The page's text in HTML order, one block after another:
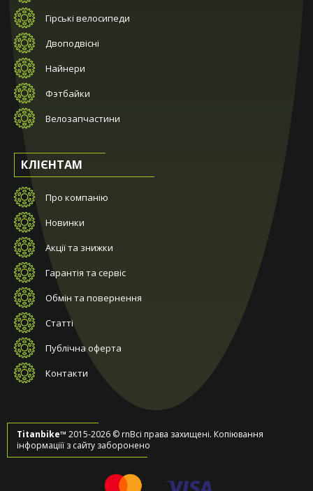
Гірські велосипеди
Двоподвісні
Найнери
Фэтбайки
Велозапчастини
КЛІЄНТАМ
Про компанію
Новинки
Акції та знижки
Гарантія та сервіс
Обмін та повернення
Статті
Публічна оферта
Контакти
Titanbike™ 2015-2026 © rnВсі права захищені. Копіювання
інформаціїї з сайту заборонено